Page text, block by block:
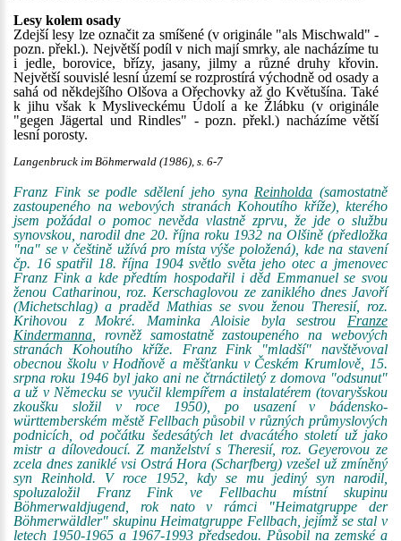
Lesy kolem osady
Zdejší lesy lze označit za smíšené (v originále "als Mischwald" -
pozn. překl.). Největší podíl v nich mají smrky, ale nacházíme tu
i jedle, borovice, břízy, jasany, jilmy a různé druhy křovin.
Největší souvislé lesní území se rozprostírá východně od osady a
sahá od někdejšího Olšova a Ořechovky až do Květušína. Také
k jihu však k Mysliveckému Údolí a ke Žlábku (v originále
"gegen Jägertal und Rindles" - pozn. překl.) nacházíme větší
lesní porosty.
Langenbruck im Böhmerwald (1986), s. 6-7
Franz Fink se podle sdělení jeho syna Reinholda (samostatně
zastoupeného na webových stranách Kohoutího kříže), kterého
jsem požádal o pomoc nevěda vlastně zprvu, že jde o službu
synovskou, narodil dne 20. října roku 1932 na Olšině (předložka
"na" se v češtině užívá pro místa výše položená), kde na stavení
čp. 16 spatřil 18. října 1904 světlo světa jeho otec a jmenovec
Franz Fink a kde předtím hospodařil i děd Emmanuel se svou
ženou Catharinou, roz. Kerschaglovou ze zaniklého dnes Javoří
(Michetschlag) a praděd Mathias se svou ženou Theresií, roz.
Krihovou z Mokré. Maminka Aloisie byla sestrou Franze
Kindermanna , rovněž samostatně zastoupeného na webových
stranách Kohoutího kříže. Franz Fink "mladší" navštěvoval
obecnou školu v Hodňově a měšťanku v Českém Krumlově, 15.
srpna roku 1946 byl jako ani ne čtrnáctiletý z domova "odsunut"
a už v Německu se vyučil klempířem a instalatérem (tovaryšskou
zkoušku složil v roce 1950), po usazení v bádensko-
württemberském městě Fellbach působil v různých průmyslových
podnicích, od počátku šedesátých let dvacátého století už jako
mistr a dílovedoucí. Z manželství s Theresií, roz. Geyerovou ze
zcela dnes zaniklé vsi Ostrá Hora (Scharfberg) vzešel už zmíněný
syn Reinhold. V roce 1952, kdy se mu jediný syn narodil,
spoluzaložil Franz Fink ve Fellbachu místní skupinu
Böhmerwaldjugend, rok nato v rámci "Heimatgruppe der
Böhmerwäldler" skupinu Heimatgruppe Fellbach, jejímž se stal v
letech 1950-1965 a 1967-1993 předsedou. Působil na zemské a